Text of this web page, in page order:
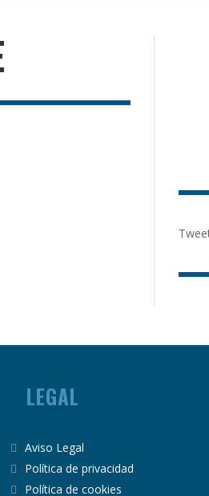
LEGAL
Aviso Legal
Política de privacidad
Política de cookies